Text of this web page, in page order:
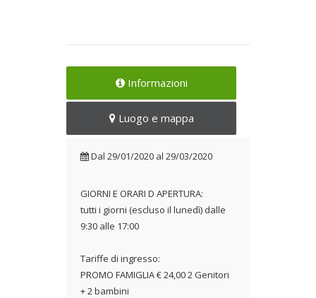
Informazioni
Luogo e mappa
Dal 29/01/2020 al 29/03/2020
GIORNI E ORARI D APERTURA:
tutti i giorni (escluso il lunedì) dalle
9:30 alle 17:00
Tariffe di ingresso:
PROMO FAMIGLIA € 24,00 2 Genitori
+ 2 bambini